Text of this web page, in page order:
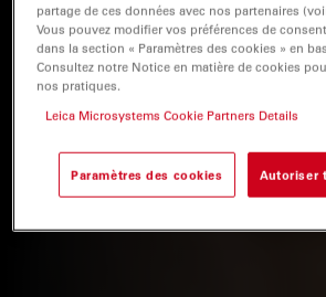
partage de ces données avec nos partenaires
Vous pouvez modifier vos préférences de
dans la section « Paramètres des cookies » en
Consultez notre Notice en matière de cookies
nos pratiques.
Leica Microsystems Cookie Partners Details
Paramètres des cookies Autoriser